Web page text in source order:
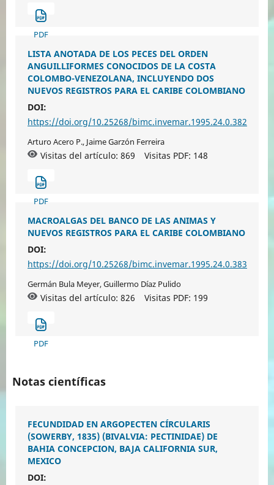
PDF
LISTA ANOTADA DE LOS PECES DEL ORDEN
ANGUILLIFORMES CONOCIDOS DE LA COSTA
COLOMBO-VENEZOLANA, INCLUYENDO DOS
NUEVOS REGISTROS PARA EL CARIBE COLOMBIANO
DOI:
https://doi.org/10.25268/bimc.invemar.1995.24.0.382
Arturo Acero P., Jaime Garzón Ferreira
Visitas del artículo: 869 Visitas PDF: 148
PDF
MACROALGAS DEL BANCO DE LAS ANIMAS Y
NUEVOS REGISTROS PARA EL CARIBE COLOMBIANO
DOI:
https://doi.org/10.25268/bimc.invemar.1995.24.0.383
Germán Bula Meyer, Guillermo Díaz Pulido
Visitas del artículo: 826 Visitas PDF: 199
PDF
Notas científicas
FECUNDIDAD EN ARGOPECTEN CÍRCULARIS
(SOWERBY, 1835) (BIVALVIA: PECTINIDAE) DE
BAHIA CONCEPCION, BAJA CALIFORNIA SUR,
MEXICO
DOI: